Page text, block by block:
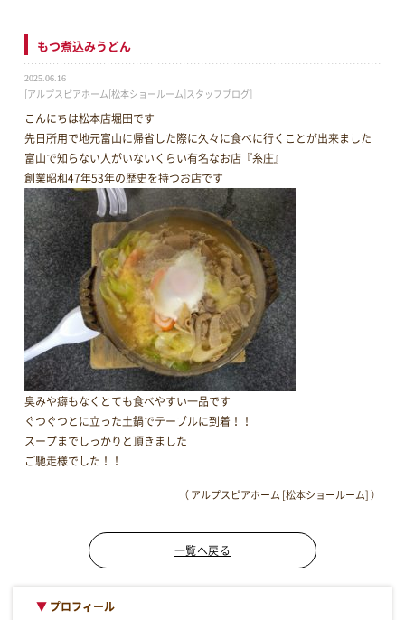
もつ煮込みうどん
2025.06.16
[アルプスピアホーム[松本ショールーム]スタッフブログ]
こんにちは松本店堀田です
先日所用で地元富山に帰省した際に久々に食べに行くことが出来ました
富山で知らない人がいないくらい有名なお店『糸庄』
創業昭和47年53年の歴史を持つお店です
臭みや癖もなくとても食べやすい一品です
ぐつぐつとに立った土鍋でテーブルに到着！！
スープまでしっかりと頂きました
ご馳走様でした！！
（ アルプスピアホーム [松本ショールーム] ）
一覧へ戻る
▼ プロフィール